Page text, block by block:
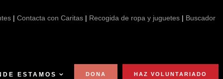
| Contacta con Caritas | Recogida de ropa y juguetes | Buscador
ESTAMOS DONA HAZ VOLUNTARIADO